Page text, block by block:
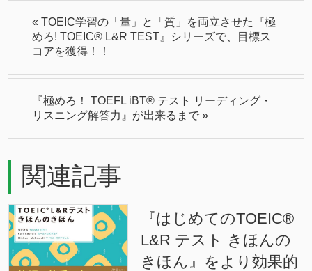
«TOEIC学習の「量」と「質」を両立させた『極
めろ! TOEIC® L&R TEST』シリーズで、目標ス
コアを獲得！！
『極めろ！ TOEFL iBT® テスト リーディング・
リスニング解答力』が出来るまで »
関連記事
『はじめてのTOEIC®
L&R テスト きほんの
きほん』をより効果的